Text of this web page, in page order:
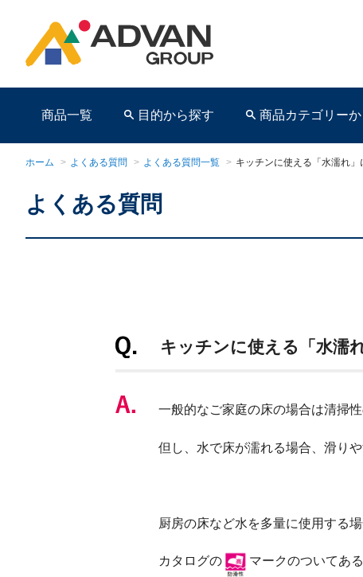
商品一覧 目的から探す 商品カテゴリー
ホーム > よくある質問 > よくある質問一覧 > キッチンに使える「水濡れ
よくある質問
キッチンに使える「水濡
一般的なご家庭の床の場合は清掃
但し、水で床が濡れる場合、滑り
厨房の床など水を多量に使用する
カタログの マークのついてあ